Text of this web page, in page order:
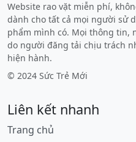
Website rao vặt miễn phí,
dành cho tất cả mọi người sử
phẩm mình có. Mọi thông tin,
do người đăng tải chịu trách
hiện hành.
© 2024 Sức Trẻ Mới
Liên kết nhanh
Trang chủ